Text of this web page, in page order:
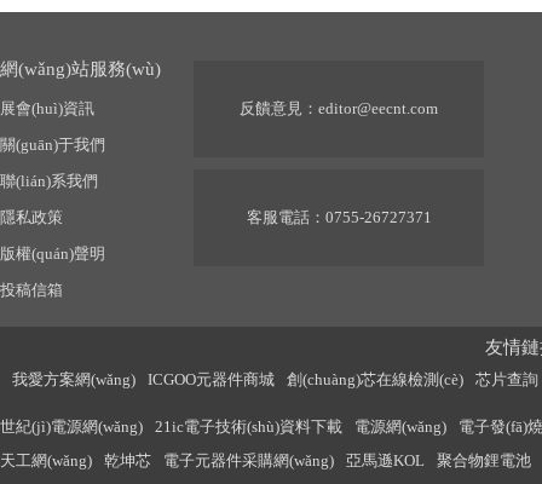
網(wǎng)站服務(wù)
展會(huì)資訊
關(guān)于我們
聯(lián)系我們
隱私政策
版權(quán)聲明
投稿信箱
反饋意見： editor@eecnt.com
客服電話：0755-26727371
友情
我愛方案網(wǎng) ICGOO元器件商城 創(chuàng)芯在線檢測(cè) 芯片查詢
世紀(jì)電源網(wǎng) 21ic電子技術(shù)資料下載 電源網(wǎng)
電子發(fā)
天工網(wǎng)
乾坤芯 電子元器件采購網(wǎng) 亞馬遜KOL
聚合物鋰電池